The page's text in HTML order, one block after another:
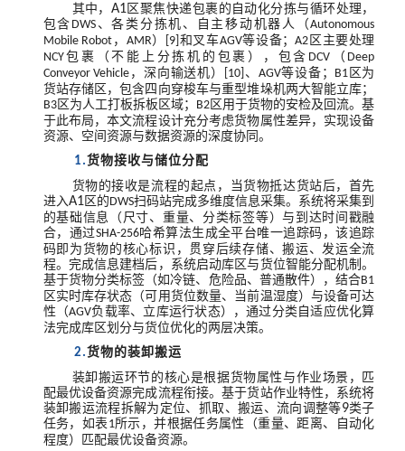
其中， A1 区聚焦快递包裹的自动化分拣与循环处理，
包含 DWS、各类分拣机、自主移动机器人（Autonomous
Mobile Robot ， AMR） [9] 和叉车AGV等设备；A2 区主要处理
NCY包裹（不能上分拣机的包裹），包含 DCV（ Deep
Conveyor Vehicle ，深向输送机） [10] 、 AGV等设备； B1 区为
货站存储区，包含四向穿梭车与重型堆垛机两大智能立库；
B3区为人工打板拆板区域； B2区用于货物的安检及回流。基
于此布局，本文流程设计充分考虑货物属性差异，实现设备
资源、空间资源与数据资源的深度协同。
1.货物接收与储位分配
货物的接收是流程的起点，当货物抵达货站后，首先
进入A1 区的 DWS扫码站完成多维度信息采集。系统将采集到
的基础信息（尺寸、重量、分类标签等）与到达时间戳融
合，通过SHA-256哈希算法生成全平台唯一追踪码，该追踪
码即为货物的核心标识，贯穿后续存储、搬运、发运全流
程。完成信息建档后，系统启动库区与货位智能分配机制。
基于货物分类标签（如冷链、危险品、普通散件），结合B1
区实时库存状态（可用货位数量、当前温湿度）与设备可达
性（AGV负载率、立库运行状态），通过分类自适应优化算
法完成库区划分与货位优化的两层决策。
2.货物的装卸搬运
装卸搬运环节的核心是根据货物属性与作业场景，匹
配最优设备资源完成流程衔接。基于货站作业特性，系统将
装卸搬运流程拆解为定位、抓取、搬运、流向调整等9类子
任务，如表 1所示，并根据任务属性（重量、距离、自动化
程度）匹配最优设备资源。